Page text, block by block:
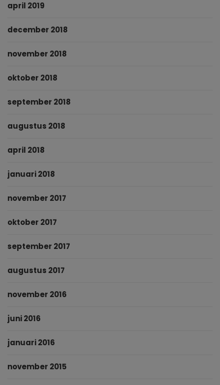
april 2019
december 2018
november 2018
oktober 2018
september 2018
augustus 2018
april 2018
januari 2018
november 2017
oktober 2017
september 2017
augustus 2017
november 2016
juni 2016
januari 2016
november 2015